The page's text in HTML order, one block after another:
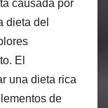
causada por
dieta del
El
una dieta rica
de